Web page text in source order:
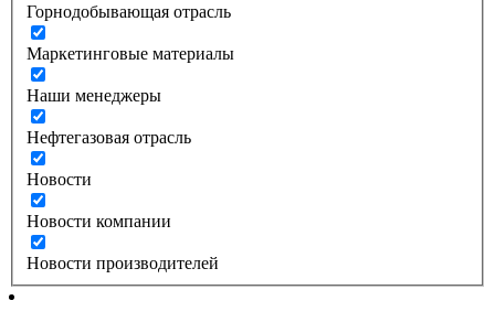
Горнодобывающая отрасль
Маркетинговые материалы
Наши менеджеры
Нефтегазовая отрасль
Новости
Новости компании
Новости производителей